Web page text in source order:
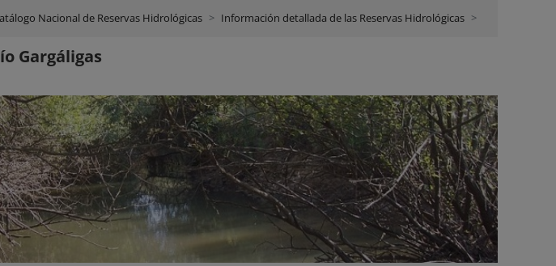
Nacional de Reservas Hidrológicas Información detallada de las Reservas Hidrológicas
Gargáligas